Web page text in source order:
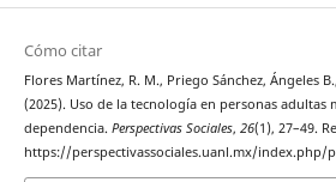
Cómo citar
Flores Martínez, R. M., Priego Sánchez, Ángeles
(2025). Uso de la tecnología en personas adultas
dependencia. Perspectivas Sociales, 26(1), 27–49.
https://perspectivassociales.uanl.mx/index.php/